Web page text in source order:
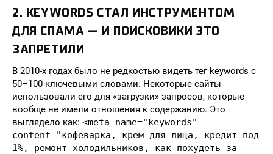
2. KEYWORDS СТАЛ ИНСТРУМЕНТОМ
ДЛЯ СПАМА — И ПОИСКОВИКИ ЭТО
ЗАПРЕТИЛИ
В 2010-х годах было не редкостью видеть тег keywords с
50–100 ключевыми словами. Некоторые сайты
использовали его для «загрузки» запросов, которые
вообще не имели отношения к содержанию. Это
выглядело как: <meta name="keywords"
content="кофеварка, крем для лица, кредит под
1%, ремонт холодильников, как похудеть за